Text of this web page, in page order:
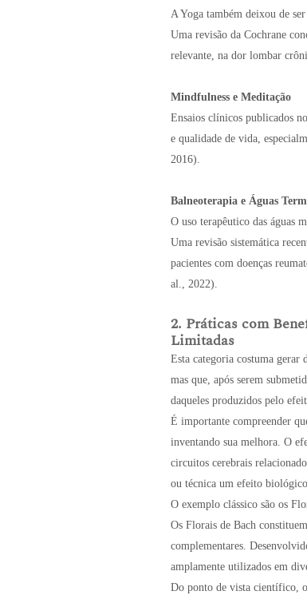
A Yoga também deixou de
Uma revisão da Cochrane
relevante, na dor lombar
Mindfulness e Meditação
Ensaios clínicos publicados
e qualidade de vida,
2016).
Balneoterapia e Águas
O uso terapêutico das águas
Uma revisão sistemática
pacientes com doenças
al., 2022).
2. Práticas com
Limitadas
Esta categoria costuma gerar
mas que, após serem
daqueles produzidos pelo
É importante compreender
inventando sua melhora. O
circuitos cerebrais
ou técnica um efeito biológico
O exemplo clássico são os
Os Florais de Bach
complementares.
amplamente utilizados em
Do ponto de vista científico,